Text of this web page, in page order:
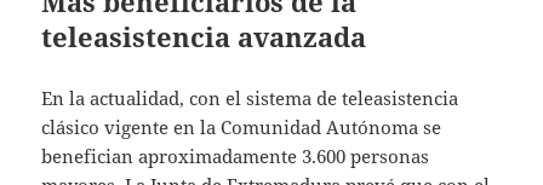
teleasistencia avanzada
En la actualidad, con el sistema de teleasistencia
clásico vigente en la Comunidad Autónoma se
benefician aproximadamente 3.600 personas